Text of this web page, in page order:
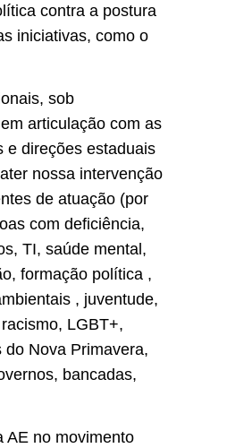
contra a postura
iniciativas, como o
sob
articulação com as
e direções estaduais
nossa intervenção
de atuação (por
com deficiência,
TI, saúde mental,
formação política ,
, juventude,
LGBT+,
Nova Primavera,
bancadas,
AE no movimento